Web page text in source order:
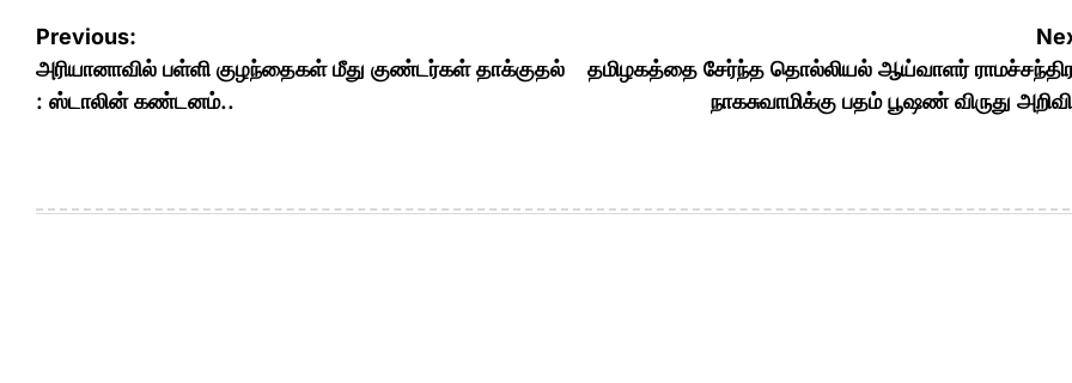
Post
navigation
Previous:
அரியானாவில் பள்ளி குழந்தைகள் மீது குண்டர்கள் தாக்குதல்
: ஸ்டாலின் கண்டனம்..
தமிழகத்தை சேர்ந்த தொல்லியல் ஆய்வாளர்
நாகசுவாமிக்கு பதம் பூஷண் விருது